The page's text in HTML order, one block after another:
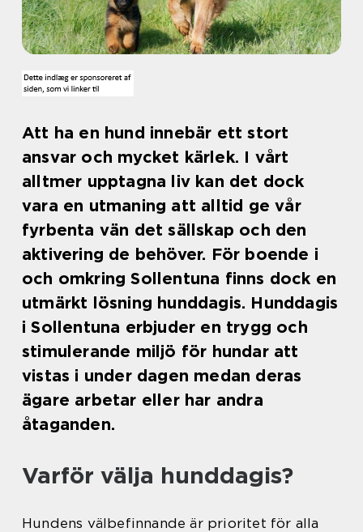
Att ha en hund innebär ett stort
ansvar och mycket kärlek. I vårt
alltmer upptagna liv kan det dock
vara en utmaning att alltid ge vår
fyrbenta vän det sällskap och den
aktivering de behöver. För boende i
och omkring Sollentuna finns dock en
utmärkt lösning hunddagis. Hunddagis
i Sollentuna erbjuder en trygg och
stimulerande miljö för hundar att
vistas i under dagen medan deras
ägare arbetar eller har andra
åtaganden.
Varför välja hunddagis?
Hundens välbefinnande är prioritet för alla